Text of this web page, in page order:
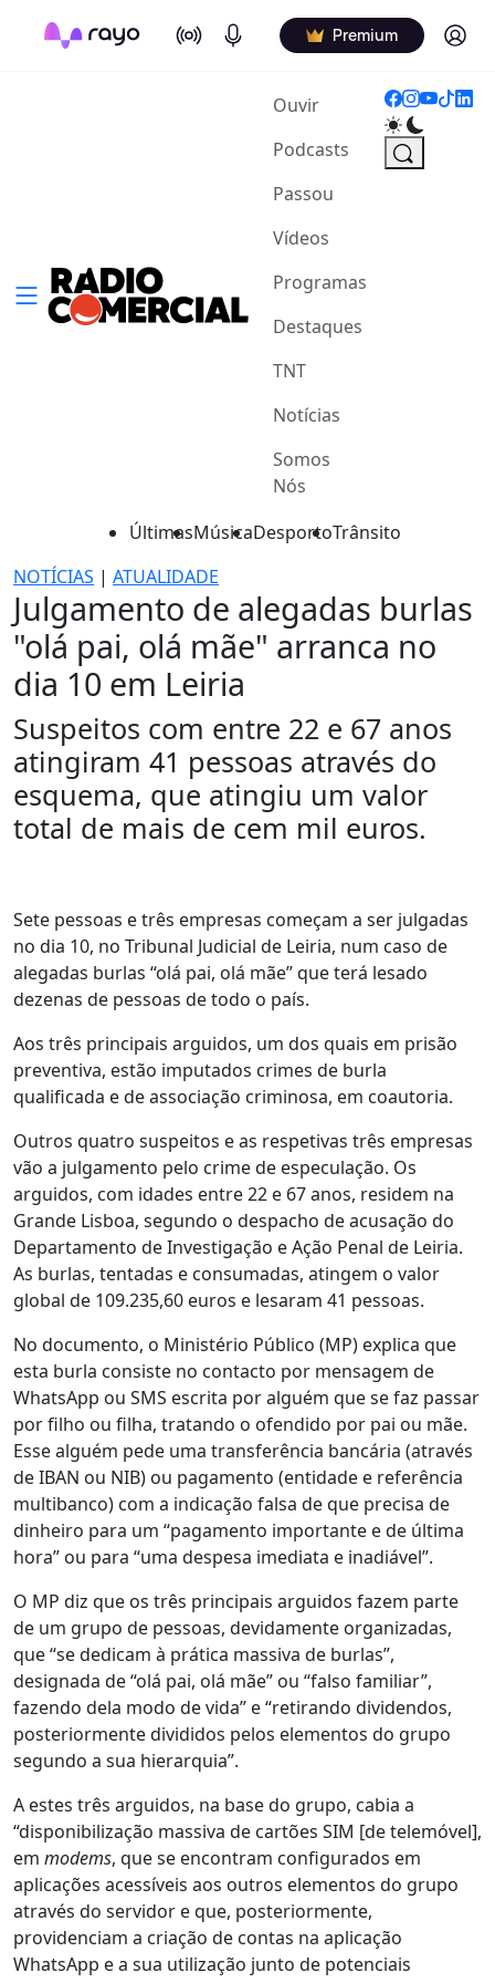
On Air Podcasts Premium Log in
Ouvir(current)
Podcasts
Passou
Vídeos
Programas
Destaques
TNT
Notícias
Somos
Nós
ÚltimasMúsicaDesportoTrânsito
NOTÍCIAS | ATUALIDADE
Julgamento de alegadas burlas
"olá pai, olá mãe" arranca no
dia 10 em Leiria
Suspeitos com entre 22 e 67 anos
atingiram 41 pessoas através do
esquema, que atingiu um valor
total de mais de cem mil euros.
Sete pessoas e três empresas começam a ser julgadas
no dia 10, no Tribunal Judicial de Leiria, num caso de
alegadas burlas “olá pai, olá mãe” que terá lesado
dezenas de pessoas de todo o país.
Aos três principais arguidos, um dos quais em prisão
preventiva, estão imputados crimes de burla
qualificada e de associação criminosa, em coautoria.
Outros quatro suspeitos e as respetivas três empresas
vão a julgamento pelo crime de especulação. Os
arguidos, com idades entre 22 e 67 anos, residem na
Grande Lisboa, segundo o despacho de acusação do
Departamento de Investigação e Ação Penal de Leiria.
As burlas, tentadas e consumadas, atingem o valor
global de 109.235,60 euros e lesaram 41 pessoas.
No documento, o Ministério Público (MP) explica que
esta burla consiste no contacto por mensagem de
WhatsApp ou SMS escrita por alguém que se faz passar
por filho ou filha, tratando o ofendido por pai ou mãe.
Esse alguém pede uma transferência bancária (através
de IBAN ou NIB) ou pagamento (entidade e referência
multibanco) com a indicação falsa de que precisa de
dinheiro para um “pagamento importante e de última
hora” ou para “uma despesa imediata e inadiável”.
O MP diz que os três principais arguidos fazem parte
de um grupo de pessoas, devidamente organizadas,
que “se dedicam à prática massiva de burlas”,
designada de “olá pai, olá mãe” ou “falso familiar”,
fazendo dela modo de vida” e “retirando dividendos,
posteriormente divididos pelos elementos do grupo
segundo a sua hierarquia”.
A estes três arguidos, na base do grupo, cabia a
“disponibilização massiva de cartões SIM [de telemóvel],
em modems, que se encontram configurados em
aplicações acessíveis aos outros elementos do grupo
através do servidor e que, posteriormente,
providenciam a criação de contas na aplicação
WhatsApp e a sua utilização junto de potenciais